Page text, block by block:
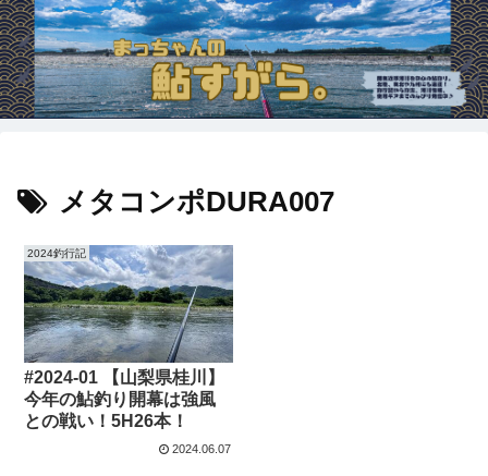
メタコンポDURA007
2024釣行記
#2024-01 【山梨県桂川】
今年の鮎釣り開幕は強風
との戦い！5H26本！
2024.06.07